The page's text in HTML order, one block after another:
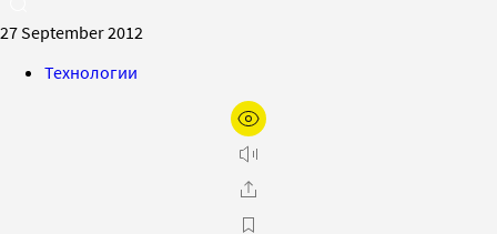
27 September 2012
Технологии